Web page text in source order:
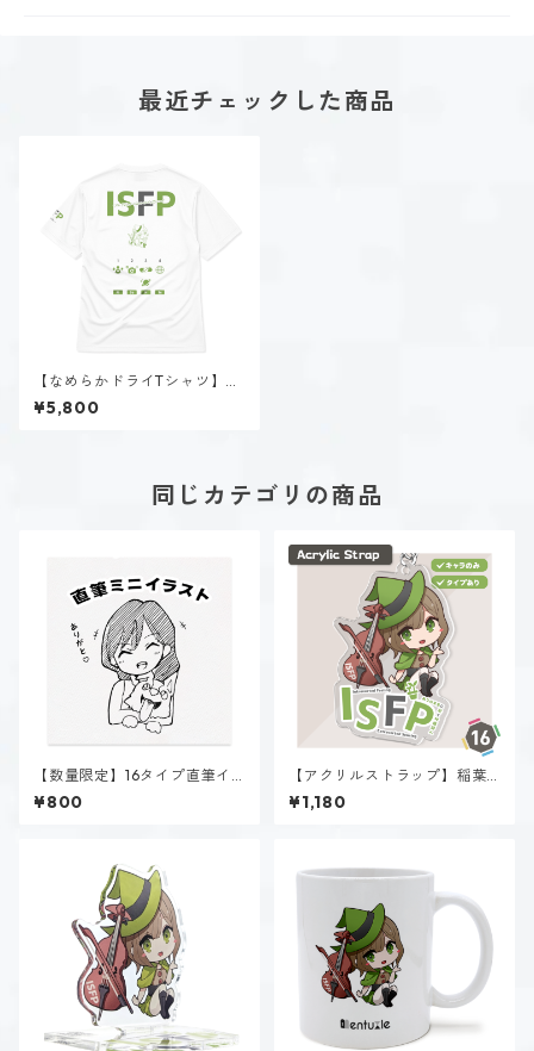
最近チェックした商品
【なめらかドライTシャツ】稲
葉 奏世（ISFP）｜ホワイト
¥5,800
同じカテゴリの商品
【数量限定】16タイプ直筆イ
ラスト
¥800
【アクリルストラップ】稲葉
奏世（ISFP）
¥1,180